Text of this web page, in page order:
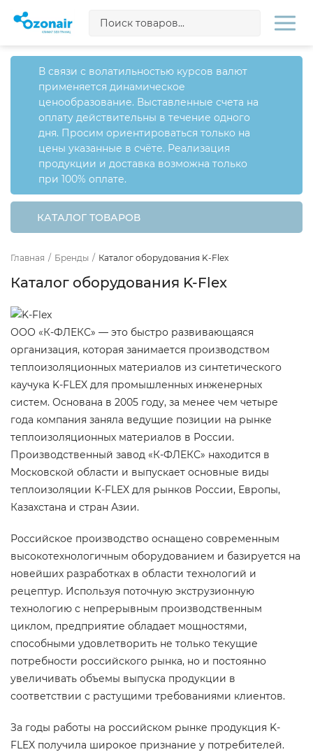
В связи с волатильностью курсов валют
применяется динамическое
ценообразование. Выставленные счета на
оплату действительны в течение одного
дня. Просим ориентироваться только на
цены указанные в счёте. Реализация
продукции и доставка возможна только
при 100% оплате.
КАТАЛОГ ТОВАРОВ
Главная / Бренды / Каталог оборудования K-Flex
Каталог оборудования K-Flex
ООО «К-ФЛЕКС» — это быстро развивающаяся
организация, которая занимается производством
теплоизоляционных материалов из синтетического
каучука K-FLEX для промышленных инженерных
систем. Основана в 2005 году, за менее чем четыре
года компания заняла ведущие позиции на рынке
теплоизоляционных материалов в России.
Производственный завод «К-ФЛЕКС» находится в
Московской области и выпускает основные виды
теплоизоляции K-FLEX для рынков России, Европы,
Казахстана и стран Азии.
Российское производство оснащено современным
высокотехнологичным оборудованием и базируется на
новейших разработках в области технологий и
рецептур. Используя поточную экструзионную
технологию с непрерывным производственным
циклом, предприятие обладает мощностями,
способными удовлетворить не только текущие
потребности российского рынка, но и постоянно
увеличивать объемы выпуска продукции в
соответствии с растущими требованиями клиентов.
За годы работы на российском рынке продукция K-
FLEX получила широкое признание у потребителей.